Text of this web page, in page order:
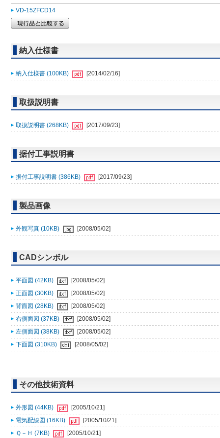
VD-15ZFCD14
納入仕様書
納入仕様書 (100KB) [2014/02/16]
取扱説明書
取扱説明書 (268KB) [2017/09/23]
据付工事説明書
据付工事説明書 (386KB) [2017/09/23]
製品画像
外観写真 (10KB) [2008/05/02]
CADシンボル
平面図 (42KB)
[2008/05/02]
正面図 (30KB)
[2008/05/02]
背面図 (28KB)
[2008/05/02]
右側面図 (37KB)
[2008/05/02]
左側面図 (38KB)
[2008/05/02]
下面図 (310KB)
[2008/05/02]
その他技術資料
外形図 (44KB)
[2005/10/21]
電気配線図 (16KB)
[2005/10/21]
Ｑ－Ｈ (7KB)
[2005/10/21]